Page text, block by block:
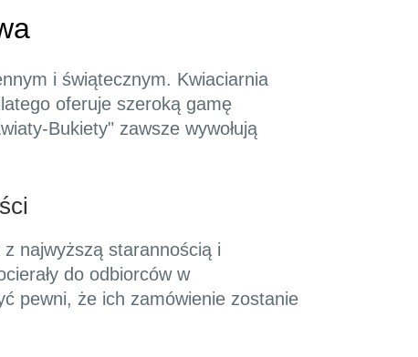
i świątecznym. Kwiaciarnia
oferuje szeroką gamę
Bukiety" zawsze wywołują
najwyższą starannością i
do odbiorców w
pewni, że ich zamówienie zostanie